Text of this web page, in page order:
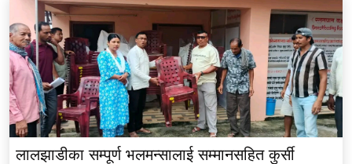
लालझाडीका सम्पूर्ण भलमन्सालाई सम्मानसहित कुर्सी